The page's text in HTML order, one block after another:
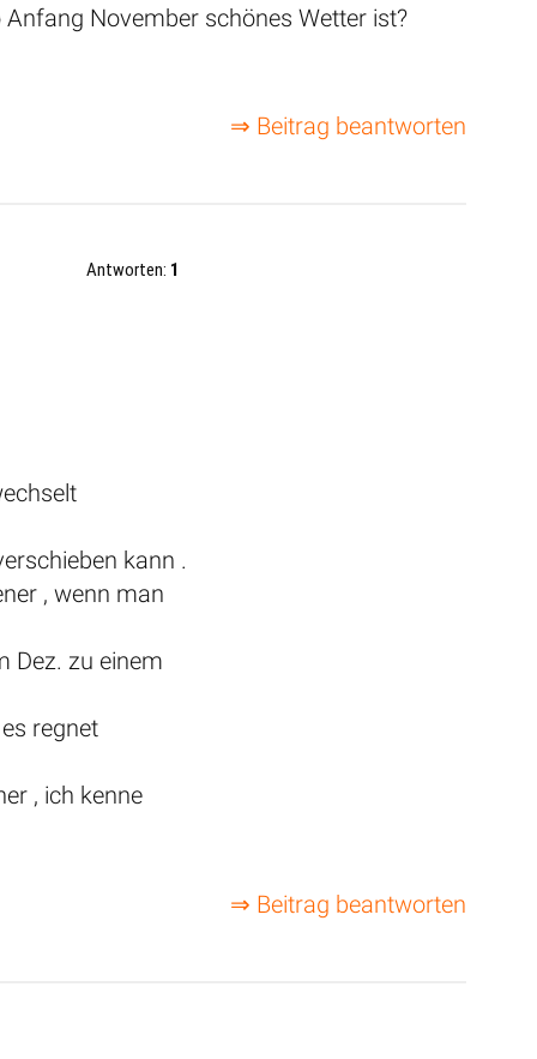
November schönes Wetter ist?
⇒ Beitrag beantworten
Antworten: 1
kann .
, wenn man
Dez. zu einem
regnet
, ich kenne
⇒ Beitrag beantworten